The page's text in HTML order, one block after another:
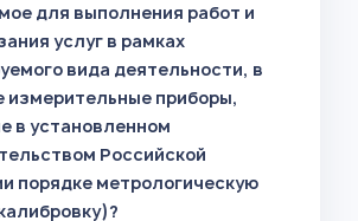
для выполнения работ и
услуг в рамках
вида деятельности, в
измерительные приборы,
в установленном
Российской
порядке метрологическую